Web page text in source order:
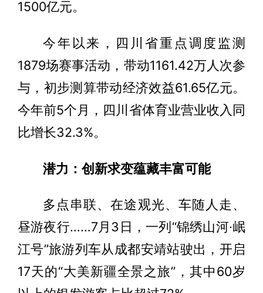
1500亿元。
今年以来，四川省重点调度监测
1879场赛事活动，带动1161.42万人次参
与，初步测算带动经济效益61.65亿元。
今年前5个月，四川省体育业营业收入同
比增长32.3%。
潜力：创新求变蕴藏丰富可能
多点串联、在途观光、车随人走、
昼游夜行……7月3日，一列“锦绣山河·岷
江号”旅游列车从成都安靖站驶出，开启
17天的“大美新疆全景之旅”，其中60岁